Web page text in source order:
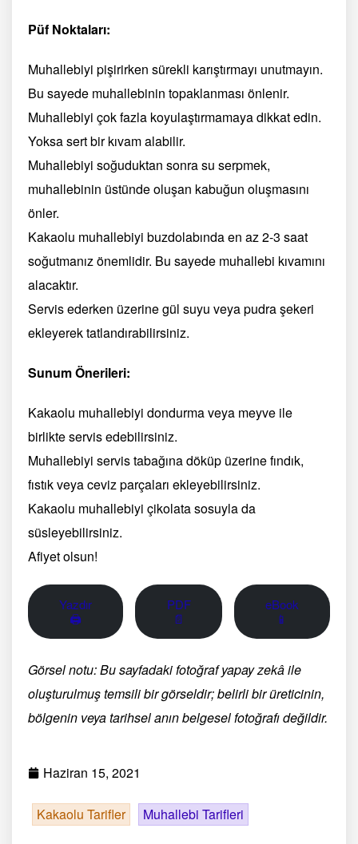
Püf Noktaları:
Muhallebiyi pişirirken sürekli karıştırmayı unutmayın.
Bu sayede muhallebinin topaklanması önlenir.
Muhallebiyi çok fazla koyulaştırmamaya dikkat edin.
Yoksa sert bir kıvam alabilir.
Muhallebiyi soğuduktan sonra su serpmek,
muhallebinin üstünde oluşan kabuğun oluşmasını
önler.
Kakaolu muhallebiyi buzdolabında en az 2-3 saat
soğutmanız önemlidir. Bu sayede muhallebi kıvamını
alacaktır.
Servis ederken üzerine gül suyu veya pudra şekeri
ekleyerek tatlandırabilirsiniz.
Sunum Önerileri:
Kakaolu muhallebiyi dondurma veya meyve ile
birlikte servis edebilirsiniz.
Muhallebiyi servis tabağına döküp üzerine fındık,
fıstık veya ceviz parçaları ekleyebilirsiniz.
Kakaolu muhallebiyi çikolata sosuyla da
süsleyebilirsiniz.
Afiyet olsun!
Yazdır
🖨
PDF
📄
eBook
📱
Görsel notu: Bu sayfadaki fotoğraf yapay zekâ ile
oluşturulmuş temsili bir görseldir; belirli bir üreticinin,
bölgenin veya tarihsel anın belgesel fotoğrafı değildir.
Haziran 15, 2021
Kakaolu Tarifler Muhallebi Tarifleri